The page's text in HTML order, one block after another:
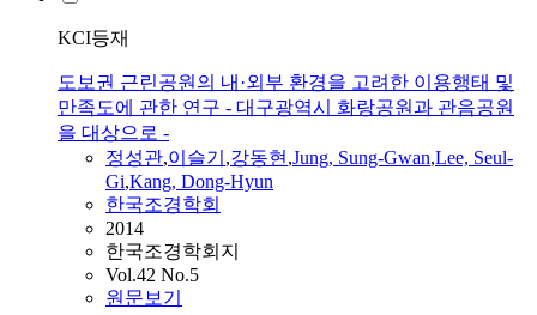
KCI등재
도보권 근린공원의 내·외부 환경을 고려한 이용행태 및
만족도에 관한 연구 - 대구광역시 화랑공원과 관음공원
을 대상으로 -
정성관,이슬기 ,강동현,Jung, Sung-Gwan,Lee, Seul-
Gi,Kang, Dong-Hyun
한국조경학회
2014
한국조경학회지
Vol.42 No.5
원문보기